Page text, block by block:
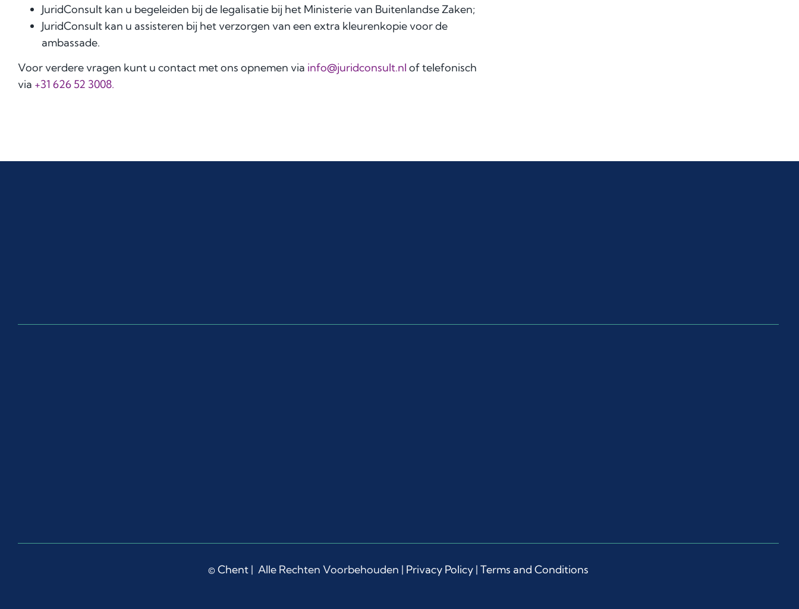
JuridConsult kan u begeleiden bij de legalisatie bij het Ministerie van Buitenlandse Zaken;
JuridConsult kan u assisteren bij het verzorgen van een extra kleurenkopie voor de
ambassade.
Voor verdere vragen kunt u contact met ons opnemen via info@juridconsult.nl of telefonisch
via +31 626 52 3008.
©Chent | Alle Rechten Voorbehouden | Privacy Policy | Terms and Conditions